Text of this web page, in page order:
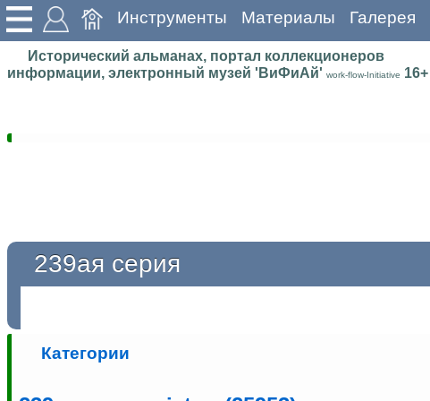
Инструменты Материалы Галерея
Исторический альманах, портал коллекционеров
информации, электронный музей 'ВиФиАй' work-flow-Initiative 16+
239ая серия
Категории